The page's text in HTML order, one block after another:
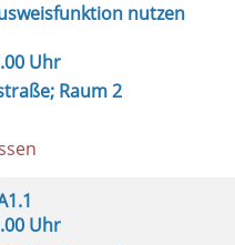
nutzen
Uhr
Raum 2
Uhr